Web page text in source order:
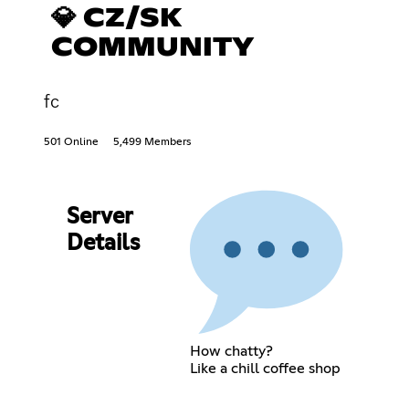
💎 CZ/SK
COMMUNITY
fc
501 Online 5,499 Members
Server
Details
How chatty?
Like a chill coffee shop